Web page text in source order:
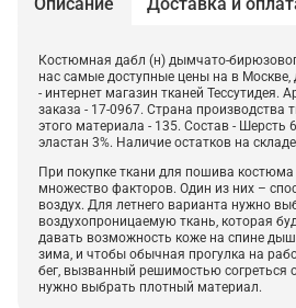
Костюмная дабл (н) дымчато-
нас самые доступные цены на в Москве,
- интернет магазин тканей Тессутидея.
заказа - 17-0967. Страна производства
этого материала - 135. Состав - Шерсть
эластан 3%. Наличие остатков на
При покупке ткани для пошива
множество факторов. Один из них –
воздух. Для летнего варианта нужно
воздухопроницаемую ткань, которая
давать возможность коже на спине
зима, и чтобы обычная прогулка на
бег, вызванный решимостью согреться
нужно выбрать плотный материал.